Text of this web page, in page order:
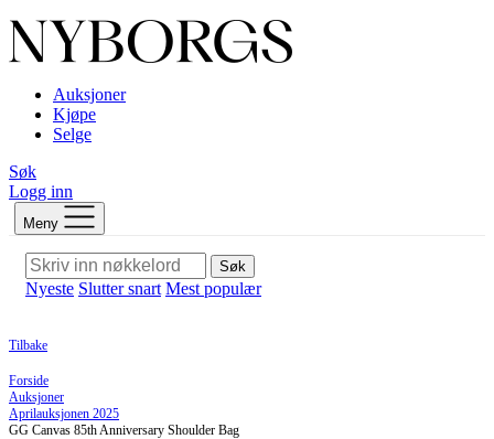
Auksjoner
Kjøpe
Selge
Søk
Logg inn
Meny
Søk
Nyeste Slutter snart Mest populær
Tilbake
Forside
Auksjoner
Aprilauksjonen 2025
GG Canvas 85th Anniversary Shoulder Bag